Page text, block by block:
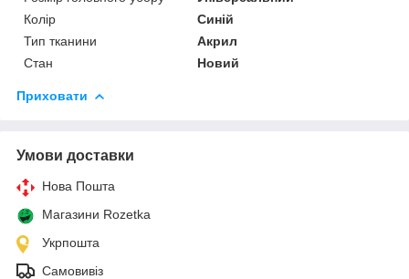
Колір
Синій
Тип тканини
Акрил
Стан
Новий
Приховати
Умови доставки
Нова Пошта
Магазини Rozetka
Укрпошта
Самовивіз